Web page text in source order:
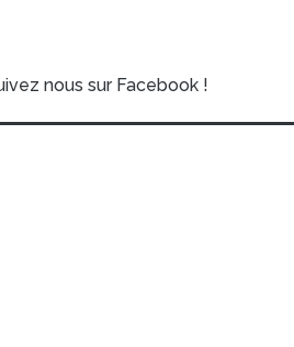
nous sur Facebook !